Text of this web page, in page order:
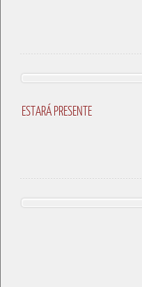
ESTARÁ PRESENTE